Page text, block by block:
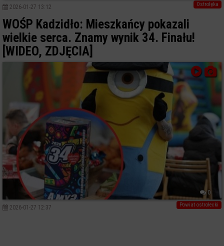
Ostrołęka
2026-01-27 13:12
WOŚP Kadzidło: Mieszkańcy pokazali
wielkie serca. Znamy wynik 34. Finału!
[WIDEO, ZDJĘCIA]
0
Powiat ostrołecki
2026-01-27 12:37